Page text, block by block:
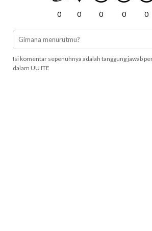
0 0 0 0 0
Isi komentar sepenuhnya adalah tanggung jawab
dalam UU ITE